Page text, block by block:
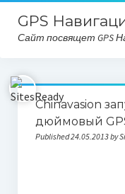
GPS
Сайт посвящет GPS
Главная
Карта сайта
Chinavasion
дюймовый
Published 24.05.2013 by